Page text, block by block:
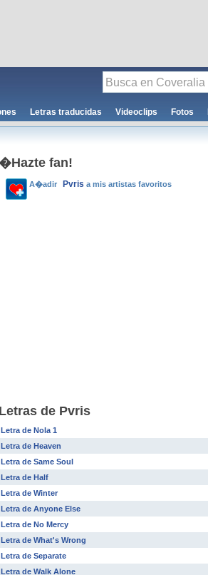
Letras traducidas Videoclips Fotos
fan!
A�adir Pvris a mis artistas favoritos
Letras de Pvris
Letra de Nola 1
Letra de Heaven
Letra de Same Soul
Letra de Half
Letra de Winter
Letra de Anyone Else
Letra de No Mercy
Letra de What's Wrong
Letra de Separate
Letra de Walk Alone